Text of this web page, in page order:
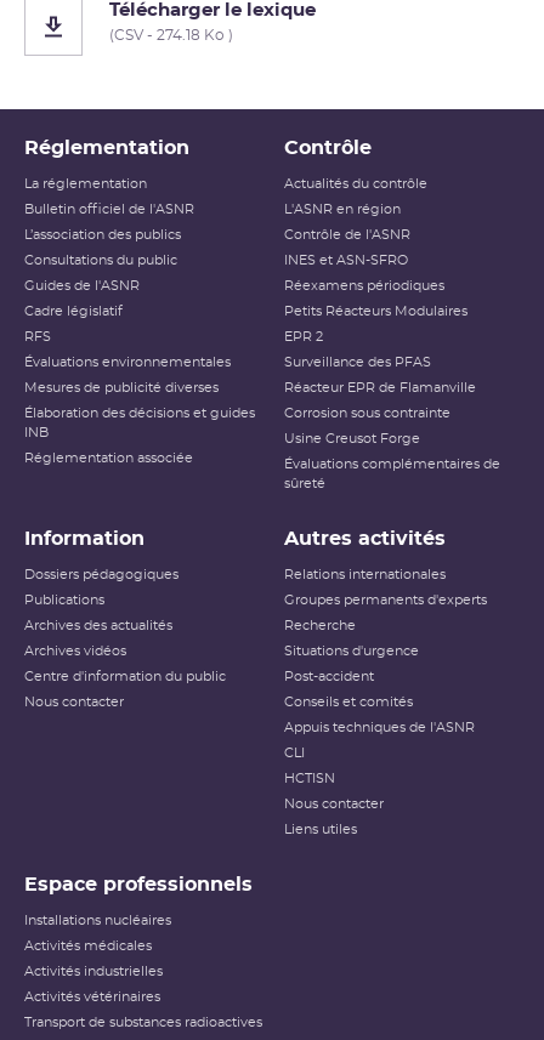
Télécharger le lexique
(CSV - 274.18 Ko )
Réglementation
La réglementation
Bulletin officiel de l'ASNR
L’association des publics
Consultations du public
Guides de l'ASNR
Cadre législatif
RFS
Évaluations environnementales
Mesures de publicité diverses
Élaboration des décisions et guides
INB
Réglementation associée
Contrôle
Actualités du contrôle
L'ASNR en région
Contrôle de l'ASNR
INES et ASN-SFRO
Réexamens périodiques
Petits Réacteurs Modulaires
EPR 2
Surveillance des PFAS
Réacteur EPR de Flamanville
Corrosion sous contrainte
Usine Creusot Forge
Évaluations complémentaires de
sûreté
Information
Dossiers pédagogiques
Publications
Archives des actualités
Archives vidéos
Centre d'information du public
Nous contacter
Autres activités
Relations internationales
Groupes permanents d'experts
Recherche
Situations d'urgence
Post-accident
Conseils et comités
Appuis techniques de l'ASNR
CLI
HCTISN
Nous contacter
Liens utiles
Espace professionnels
Installations nucléaires
Activités médicales
Activités industrielles
Activités vétérinaires
Transport de substances radioactives